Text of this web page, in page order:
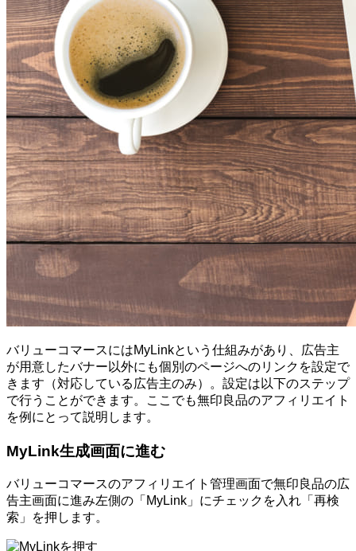
バリューコマースにはMyLinkという仕組みがあり、広告主
が用意したバナー以外にも個別のページへのリンクを設定で
きます（対応している広告主のみ）。設定は以下のステップ
で行うことができます。ここでも無印良品のアフィリエイト
を例にとって説明します。
MyLink生成画面に進む
バリューコマースのアフィリエイト管理画面で無印良品の広
告主画面に進み左側の「MyLink」にチェックを入れ「再検
索」を押します。